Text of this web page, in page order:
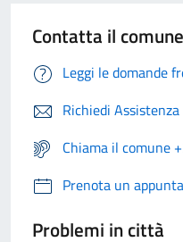
Contatta il comune
Leggi le domande
Richiedi Assistenza
Chiama il comune
Prenota un
Problemi in città